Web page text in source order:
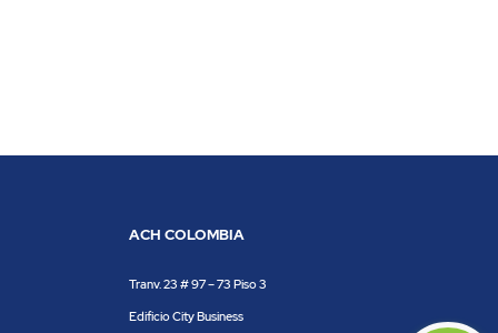
ACH COLOMBIA
Tranv. 23 # 97 – 73 Piso 3
Edificio City Business